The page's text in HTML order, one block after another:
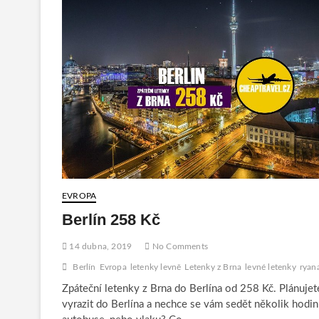
EVROPA
Berlín 258 Kč
14 dubna, 2019 No Comments
Berlín Evropa letenky levně Letenky z Brna levné letenky
Zpáteční letenky z Brna do Berlína od 258 Kč.
vyrazit do Berlína a nechce se vám sedět několik